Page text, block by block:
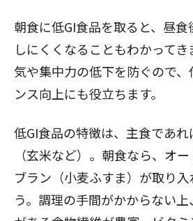
朝食に低GI食品を取ると、昼
しにくくなることもわかって
気や集中力の低下を防ぐので
ンス向上にも役立ちます。
低GI食品の特徴は、主食であれ
（玄米など）。朝食なら、オ
ブラン（小麦ふすま）が取り
う。調理の手間がかからない